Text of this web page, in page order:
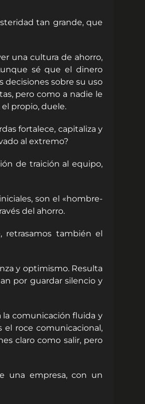
tan grande, que
una cultura de ahorro,
sé que el dinero
decisiones sobre su uso
pero como a nadie le
propio, duele.
fortalece, capitaliza y
al extremo?
de traición al equipo,
son el «hombre-
del ahorro.
retrasamos también el
y optimismo. Resulta
por guardar silencio y
la comunicación fluida y
roce comunicacional,
claro como salir, pero
una empresa, con un